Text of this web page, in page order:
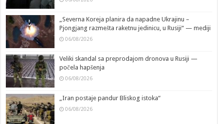
„Severna Koreja planira da napadne Ukrajinu –
Pjongjang razmešta raketnu jedinicu, u Rusiji“ — mediji
06/08/2026
Veliki skandal sa preprodajom dronova u Rusiji —
počela hapšenja
06/08/2026
„Iran postaje pandur Bliskog istoka“
06/08/2026